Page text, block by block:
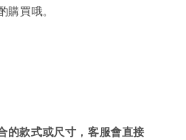
買哦。
的款式或尺寸，客服會直接